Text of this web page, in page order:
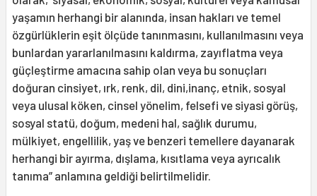
yaşamın herhangi bir alanında, insan hakları ve temel
özgürlüklerin eşit ölçüde tanınmasını, kullanılmasını veya
bunlardan yararlanılmasını kaldırma, zayıflatma veya
güçleştirme amacına sahip olan veya bu sonuçları
doğuran cinsiyet, ırk, renk, dil, dini,inanç, etnik, sosyal
veya ulusal köken, cinsel yönelim, felsefi ve siyasi görüş,
sosyal statü, doğum, medeni hal, sağlık durumu,
mülkiyet, engellilik, yaş ve benzeri temellere dayanarak
herhangi bir ayırma, dışlama, kısıtlama veya ayrıcalık
tanıma” anlamına geldiği belirtilmelidir.